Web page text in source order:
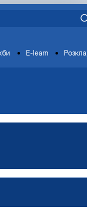
E-learn